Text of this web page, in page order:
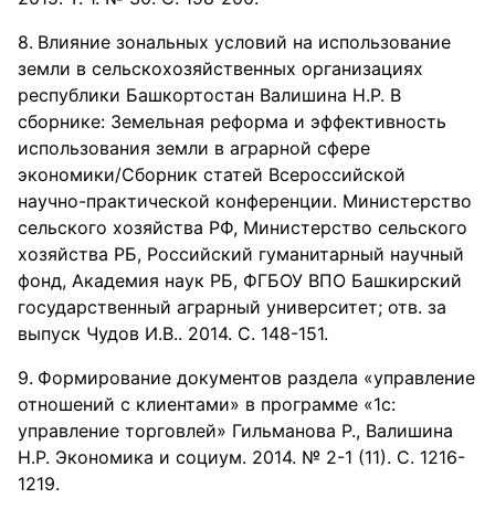
Влияние зональных условий на использование
земли в сельскохозяйственных организациях
республики Башкортостан Валишина Н.Р. В
сборнике: Земельная реформа и эффективность
использования земли в аграрной сфере
экономики/Сборник статей Всероссийской
научно-практической конференции. Министерство
сельского хозяйства РФ, Министерство сельского
хозяйства РБ, Российский гуманитарный научный
фонд, Академия наук РБ, ФГБОУ ВПО Башкирский
государственный аграрный университет; отв. за
выпуск Чудов И.В.. 2014. С. 148-151.
Формирование документов раздела «управление
отношений с клиентами» в программе «1с:
управление торговлей» Гильманова Р., Валишина
Н.Р. Экономика и социум. 2014. № 2-1 (11). С. 1216-
1219.